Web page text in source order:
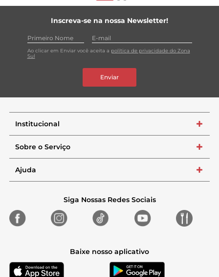
Inscreva-se na nossa Newsletter!
Ao clicar em Enviar você aceita a política de privacidade do Zona
Sul
Enviar
Institucional +
Sobre o Serviço +
Ajuda +
Siga Nossas Redes Sociais
Baixe nosso aplicativo